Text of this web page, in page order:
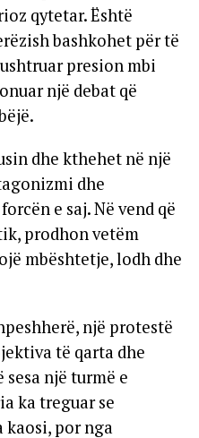
qytetar. Është
bashkohet për të
presion mbi
një debat që
dhe kthehet në një
dhe
e saj. Në vend që
prodhon vetëm
mbështetje, lodh dhe
një protestë
të qarta dhe
një turmë e
ka treguar se
kaosi, por nga